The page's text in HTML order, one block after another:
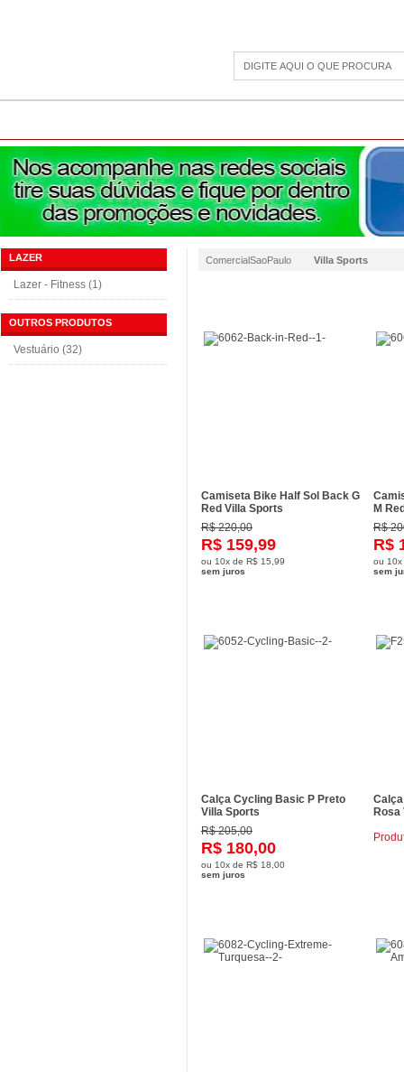
LAZER
Lazer - Fitness (1)
OUTROS PRODUTOS
Vestuário (32)
ComercialSaoPaulo Villa Sports
Camiseta Bike Half Sol Back G
Red Villa Sports
R$ 220,00
R$ 159,99
ou 10x de R$ 15,99
sem juros
M
R$
R$
ou 10x
sem
Calça Cycling Basic P Preto
Villa Sports
R$ 205,00
R$ 180,00
ou 10x de R$ 18,00
sem juros
Rosa